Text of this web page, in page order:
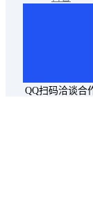
QQ扫码洽谈合